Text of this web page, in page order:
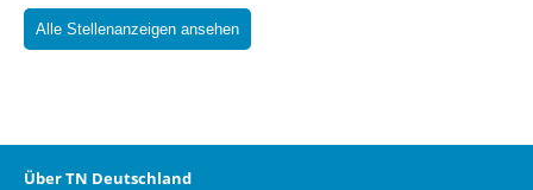
Alle Stellenanzeigen ansehen
Über TN Deutschland